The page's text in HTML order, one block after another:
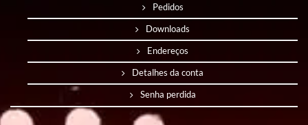
Pedidos
Downloads
Endereços
Detalhes da conta
Senha perdida